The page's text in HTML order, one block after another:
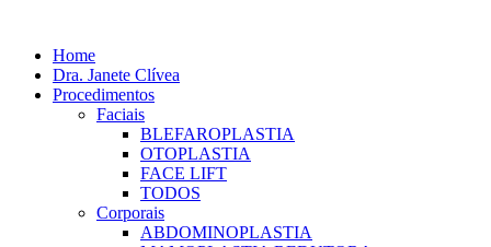
contentHome
Dra. Janete Clívea
Procedimentos
Faciais
BLEFAROPLASTIA
OTOPLASTIA
FACE LIFT
TODOS
Corporais
ABDOMINOPLASTIA